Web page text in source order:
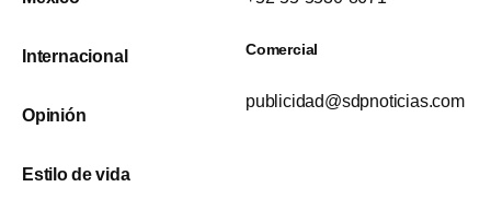
Internacional
Opinión
Estilo de vida
Comercial
publicidad@sdpnoticias.com